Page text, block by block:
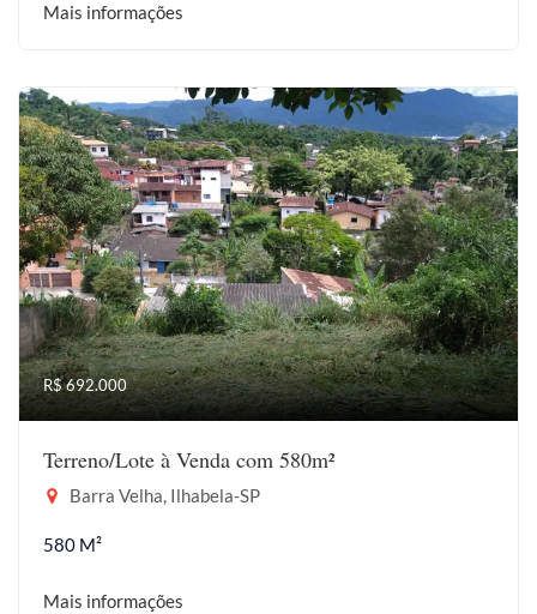
Mais informações
R$ 692.000
Terreno/Lote à Venda com 580m²
Barra Velha, Ilhabela-SP
580 M²
Mais informações